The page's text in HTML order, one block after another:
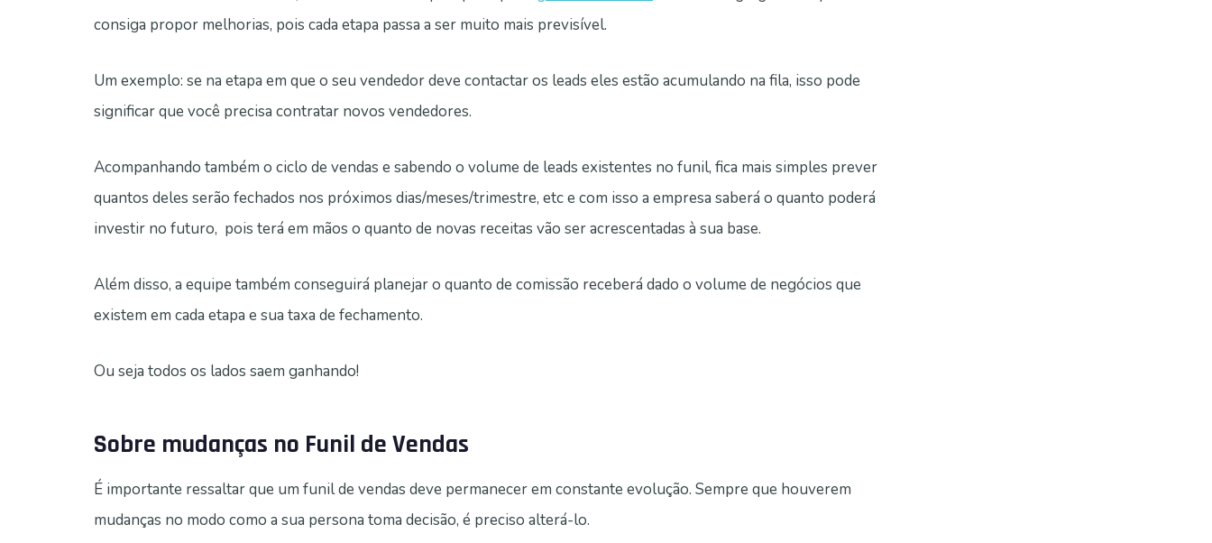
consiga propor melhorias, pois cada etapa passa a ser muito mais previsível.
Um exemplo: se na etapa em que o seu vendedor deve contactar os leads eles estão acumulando na fila, isso pode
significar que você precisa contratar novos vendedores.
Acompanhando também o ciclo de vendas e sabendo o volume de leads existentes no funil, fica mais simples prever
quantos deles serão fechados nos próximos dias/meses/trimestre, etc e com isso a empresa saberá o quanto poderá
investir no futuro, pois terá em mãos o quanto de novas receitas vão ser acrescentadas à sua base.
Além disso, a equipe também conseguirá planejar o quanto de comissão receberá dado o volume de negócios que
existem em cada etapa e sua taxa de fechamento.
Ou seja todos os lados saem ganhando!
Sobre mudanças no Funil de Vendas
É importante ressaltar que um funil de vendas deve permanecer em constante evolução. Sempre que houverem
mudanças no modo como a sua persona toma decisão, é preciso alterá-lo.